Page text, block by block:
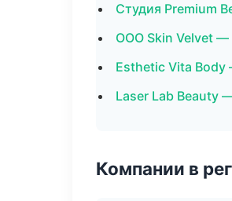
Студия Premium
ООО Skin Velvet —
Esthetic Vita
Laser Lab Beauty
Компании в